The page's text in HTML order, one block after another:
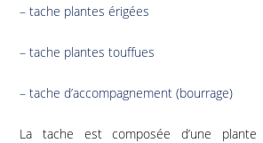
– tache plantes érigées
– tache plantes touffues
– tache d’accompagnement (bourrage)
La tache est composée d’une